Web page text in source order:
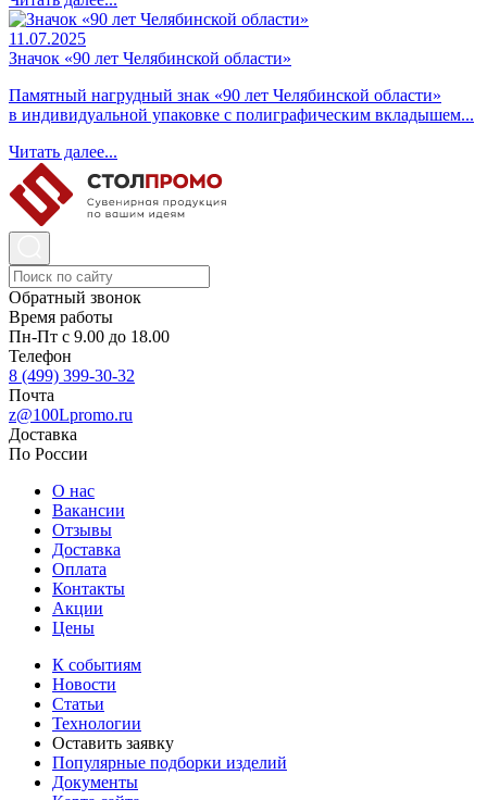
11.07.2025
Значок «90 лет Челябинской области»
Памятный нагрудный знак «90 лет Челябинской области»
в индивидуальной упаковке с полиграфическим вкладышем...
Читать далее...
Обратный звонок
Время работы
Пн-Пт с 9.00 до 18.00
Телефон
8 (499) 399-30-32
Почта
z@100Lpromo.ru
Доставка
По России
О нас
Вакансии
Отзывы
Доставка
Оплата
Контакты
Акции
Цены
К событиям
Новости
Статьи
Технологии
Оставить заявку
Популярные подборки изделий
Документы